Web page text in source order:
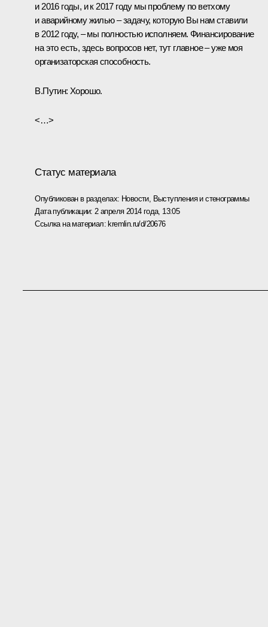
и 2016 годы, и к 2017 году мы проблему по ветхому
и аварийному жилью – задачу, которую Вы нам ставили
в 2012 году, – мы полностью исполняем. Финансирование
на это есть, здесь вопросов нет, тут главное – уже моя
организаторская способность.
В.Путин: Хорошо.
<…>
Статус материала
Опубликован в разделах: Новости, Выступления и стенограммы
Дата публикации: 2 апреля 2014 года, 13:05
Ссылка на материал: kremlin.ru/d/20676